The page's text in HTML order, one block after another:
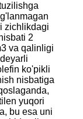
zichlikdagi
2
va qalinligi
ko'pikli
nisbatiga
yuqori
bu esa uni